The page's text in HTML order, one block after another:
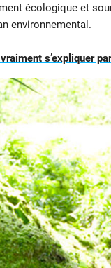
écologique et
environnemental.
s’expliquer